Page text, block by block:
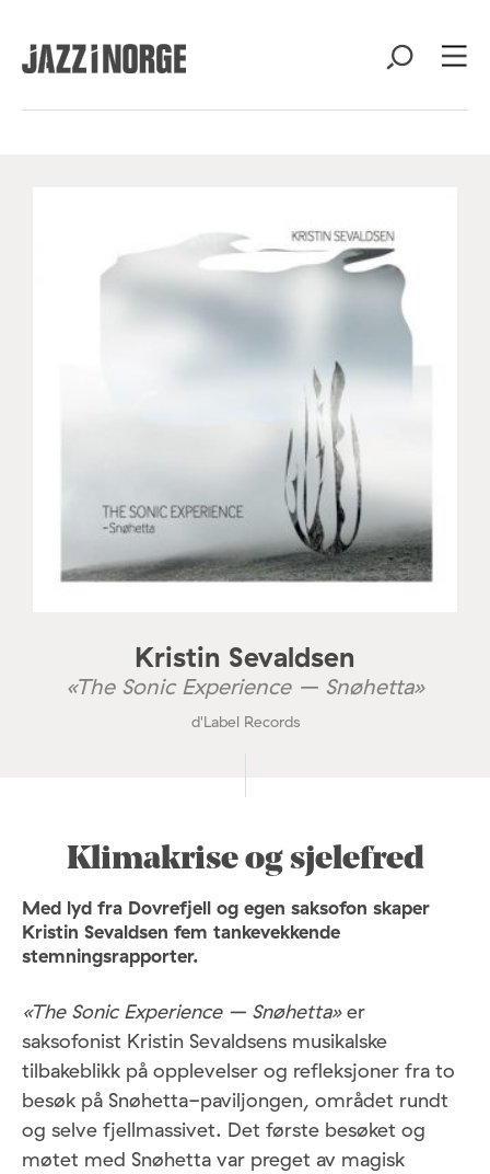
Kristin Sevaldsen
«The Sonic Experience – Snøhetta»
d'Label Records
Klimakrise og sjelefred
Med lyd fra Dovrefjell og egen saksofon skaper
Kristin Sevaldsen fem tankevekkende
stemningsrapporter.
«The Sonic Experience – Snøhetta»er
saksofonist Kristin Sevaldsens musikalske
tilbakeblikk på opplevelser og refleksjoner fra to
besøk på Snøhetta-paviljongen, området rundt
og selve fjellmassivet. Det første besøket og
møtet med Snøhetta var preget av magisk